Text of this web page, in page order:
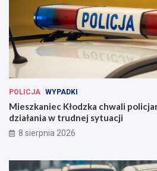
POLICJA WYPADKI
Mieszkaniec Kłodzka chwali
działania w trudnej sytuacji
8 sierpnia 2026